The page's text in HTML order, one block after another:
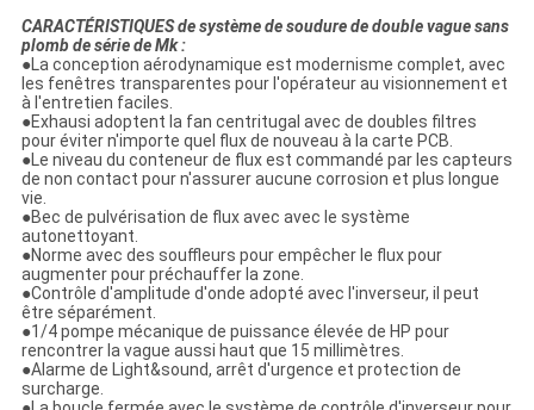
CARACTÉRISTIQUES de système de soudure de double vague sans
plomb de série de Mk :
●La conception aérodynamique est modernisme complet, avec
les fenêtres transparentes pour l'opérateur au visionnement et
à l'entretien faciles.
●Exhausi adoptent la fan centritugal avec de doubles filtres
pour éviter n'importe quel flux de nouveau à la carte PCB.
●Le niveau du conteneur de flux est commandé par les capteurs
de non contact pour n'assurer aucune corrosion et plus longue
vie.
●Bec de pulvérisation de flux avec avec le système
autonettoyant.
●Norme avec des souffleurs pour empêcher le flux pour
augmenter pour préchauffer la zone.
●Contrôle d'amplitude d'onde adopté avec l'inverseur, il peut
être séparément.
●1/4 pompe mécanique de puissance élevée de HP pour
rencontrer la vague aussi haut que 15 millimètres.
●Alarme de Light&sound, arrêt d'urgence et protection de
surcharge.